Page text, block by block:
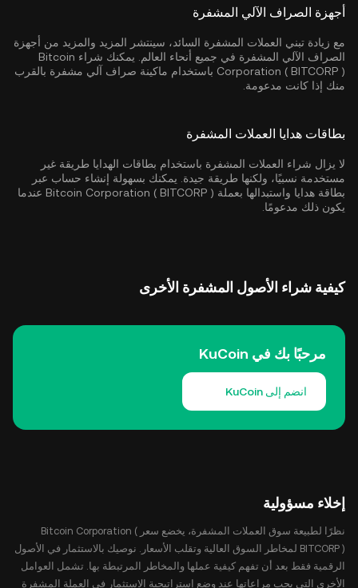
أجهزة الصراف الآلي المشفرة
مع زيادة تبني العملات المشفرة السائد، سينتشر المزيد والمزيد من أجهزة
الصراف الآلي المشفرة في جميع أنحاء العالم. يمكنك شراء Bitcoin
Corporation ( BITCORP ) باستخدام ماكينة صراف آلي مشفرة بالقرب
منك إذا كانت مدعومة.
بطاقات هدايا العملات المشفرة
لا يزال شراء العملات المشفرة باستخدام بطاقات الهدايا طريقة غير
مستخدمة نسبيًا، ولكنها طريقة جيدة. يمكنك بسهولة إنشاء حساب عبر
بطاقة هدايا واستبدالها بعملة Bitcoin Corporation ( BITCORP ) عندما
يكون ذلك مدعومًا.
كيفية شراء الأصول المشفرة الأخرى
مرحبًا بك في KuCoin
انضم إلى KuCoin
إخلاء مسؤولية
نظرًا لطبيعة سوق العملات المشفرة، يخضع سعر Bitcoin Corporation (
BITCORP ) لمخاطر السوق العالية وتقلب الأسعار. نوصيك بالاستثمار في الأصول
الرقمية فقط بعد أن تفهم كيفية عملها والمخاطر المرتبطة بها. تشمل العوامل
الأخرى التي يجب مراعاتها عند وضع إستراتيجية الاستثمار في العملة المشفرة